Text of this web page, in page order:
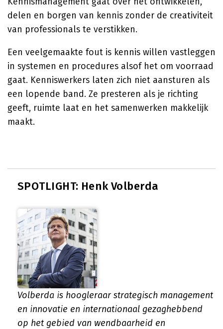
delen en borgen van kennis zonder de creativiteit
van professionals te verstikken.
Een veelgemaakte fout is kennis willen vastleggen
in systemen en procedures alsof het om voorraad
gaat. Kenniswerkers laten zich niet aansturen als
een lopende band. Ze presteren als je richting
geeft, ruimte laat en het samenwerken makkelijk
maakt.
SPOTLIGHT: Henk Volberda
Volberda is hoogleraar strategisch management
en innovatie en internationaal gezaghebbend
op het gebied van wendbaarheid en